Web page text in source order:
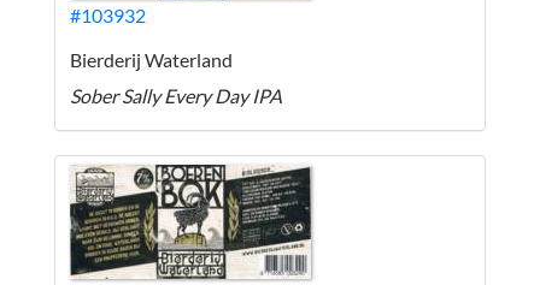
#103932
Bierderij Waterland
Sober Sally Every Day IPA